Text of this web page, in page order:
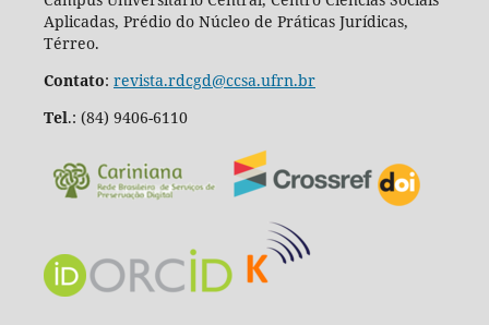
Aplicadas, Prédio do Núcleo de Práticas Jurídicas,
Térreo.
Contato: revista.rdcgd@ccsa.ufrn.br
Tel.: (84) 9406-6110